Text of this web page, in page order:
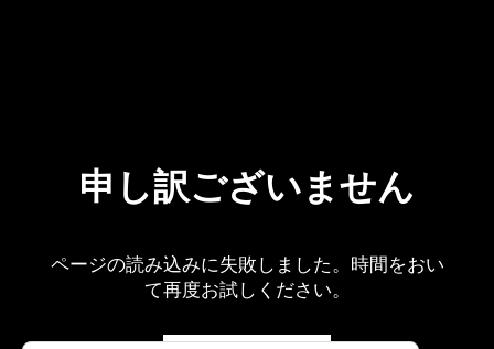
申し訳ございません
ページの読み込みに失敗しました。時間をおい
て再度お試しください。